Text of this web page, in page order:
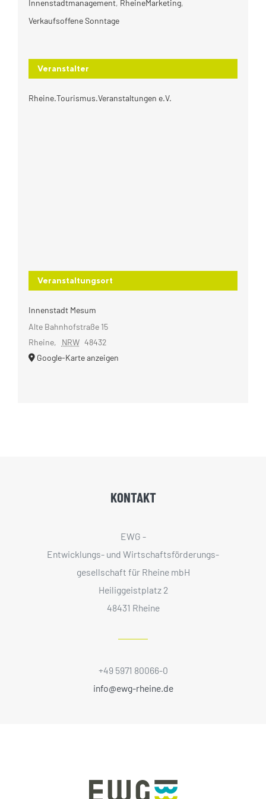
Innenstadtmanagement, RheineMarketing,
Verkaufsoffene Sonntage
Veranstalter
Rheine.Tourismus.Veranstaltungen e.V.
Veranstaltungsort
Innenstadt Mesum
Alte Bahnhofstraße 15
Rheine, NRW 48432
Google-Karte anzeigen
KONTAKT
EWG -
Entwicklungs- und Wirtschaftsförderungs­
gesellschaft für Rheine mbH
Heiliggeistplatz 2
48431 Rheine
+49 5971 80066-0
info@ewg-rheine.de